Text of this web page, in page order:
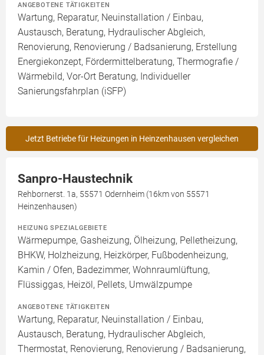
ANGEBOTENE TÄTIGKEITEN
Wartung, Reparatur, Neuinstallation / Einbau,
Austausch, Beratung, Hydraulischer Abgleich,
Renovierung, Renovierung / Badsanierung, Erstellung
Energiekonzept, Fördermittelberatung, Thermografie /
Wärmebild, Vor-Ort Beratung, Individueller
Sanierungsfahrplan (iSFP)
Jetzt Betriebe für Heizungen in Heinzenhausen vergleichen
Sanpro-Haustechnik
Rehbornerst. 1a, 55571 Odernheim (16km von 55571
Heinzenhausen)
HEIZUNG SPEZIALGEBIETE
Wärmepumpe, Gasheizung, Ölheizung, Pelletheizung,
BHKW, Holzheizung, Heizkörper, Fußbodenheizung,
Kamin / Ofen, Badezimmer, Wohnraumlüftung,
Flüssiggas, Heizöl, Pellets, Umwälzpumpe
ANGEBOTENE TÄTIGKEITEN
Wartung, Reparatur, Neuinstallation / Einbau,
Austausch, Beratung, Hydraulischer Abgleich,
Thermostat, Renovierung, Renovierung / Badsanierung,